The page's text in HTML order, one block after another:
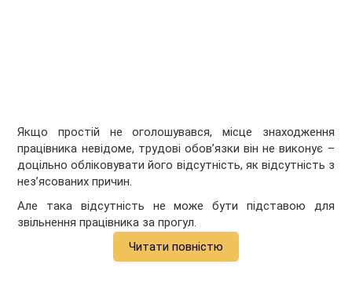
Якщо простій не оголошувався, місце знаходження
працівника невідоме, трудові обов’язки він не виконує –
доцільно обліковувати його відсутність, як відсутність з
нез’ясованих причин.
Але така відсутність не може бути підставою для
звільнення працівника за прогул.
Читати повністю